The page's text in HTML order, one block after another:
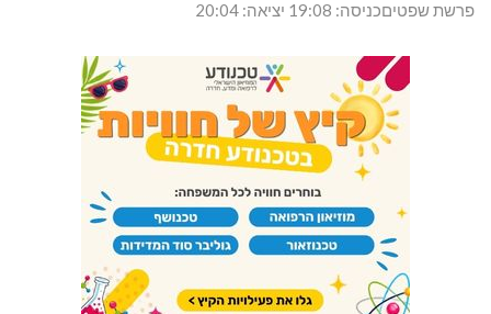
פרשת שפטיםכניסה: 19:08 יציאה: 20:04